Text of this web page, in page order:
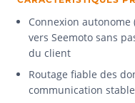
Connexion autonome
vers Seemoto sans
du client
Routage fiable des
communication